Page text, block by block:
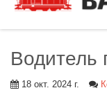
Водитель
18 окт. 2024 г.